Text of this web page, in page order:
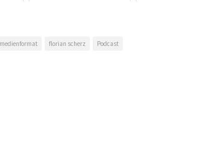
florian scherz Podcast